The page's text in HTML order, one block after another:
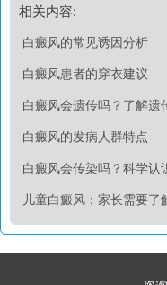
相关内容:
白癜风的常见诱因分析
白癜风患者的穿衣建议
白癜风会遗传吗？了解遗
白癜风的发病人群特点
白癜风会传染吗？科学认
儿童白癜风：家长需要了